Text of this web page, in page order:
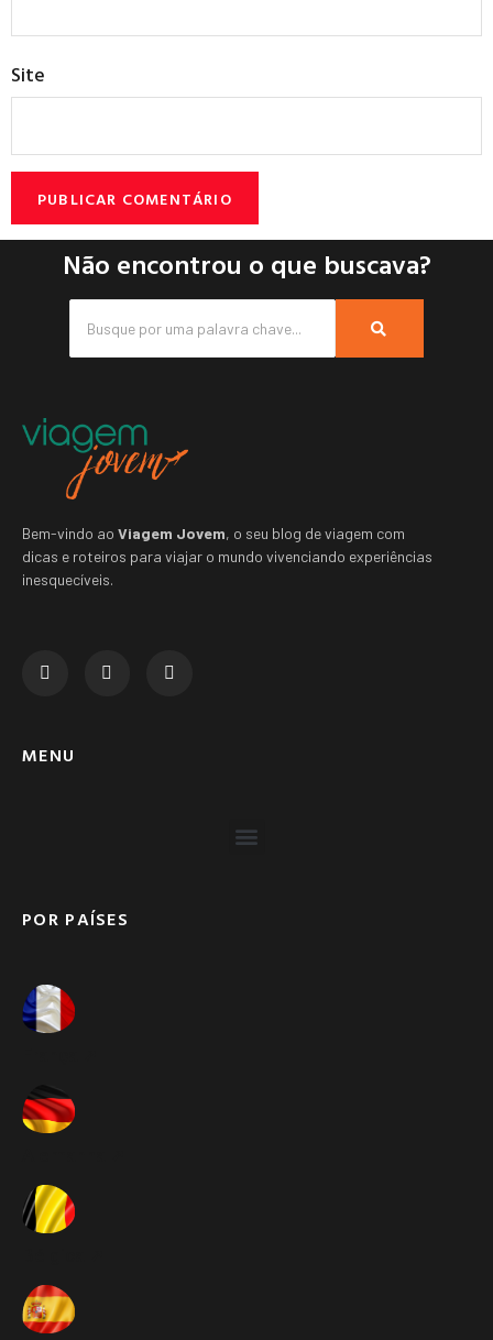
Site
Não encontrou o que buscava?
Bem-vindo ao Viagem Jovem, o seu blog de viagem com
dicas e roteiros para viajar o mundo vivenciando experiências
inesquecíveis.
MENU
POR PAÍSES